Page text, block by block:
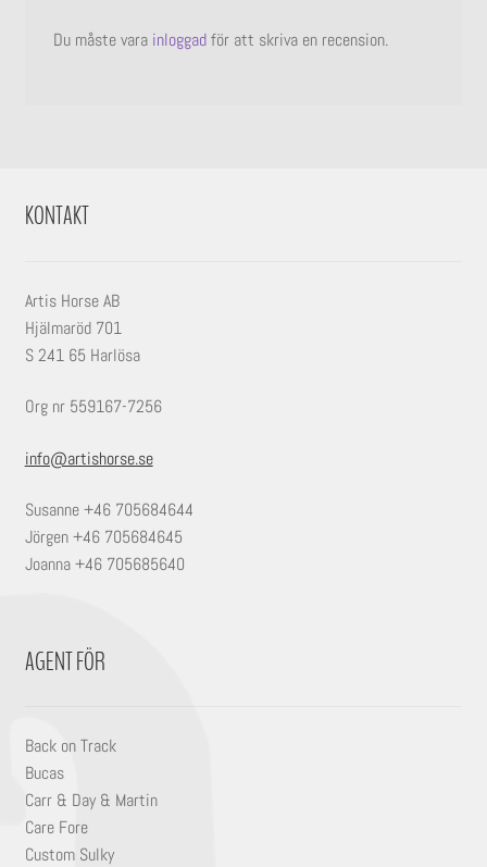
Du måste vara inloggadför att skriva en recension.
KONTAKT
Artis Horse AB
Hjälmaröd 701
S 241 65 Harlösa
Org nr 559167-7256
info@artishorse.se
Susanne +46 705684644
Jörgen +46 705684645
Joanna +46 705685640
AGENT FÖR
Back on Track
Bucas
Carr & Day & Martin
Care Fore
Custom Sulky